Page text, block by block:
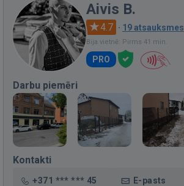
Aivis B.
4.7 · 19 atsauksmes
Bija vietnē: Pirms 41 min.
PRO
Darbu piemēri
Kontakti
+371 *** *** 45 E-pasts